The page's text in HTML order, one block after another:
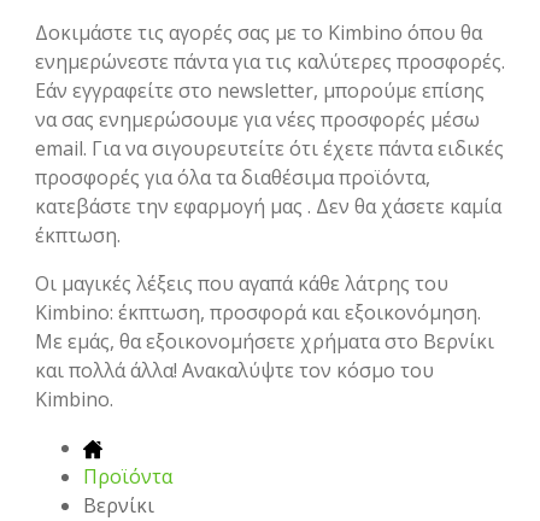
Δοκιμάστε τις αγορές σας με το Kimbino όπου θα
ενημερώνεστε πάντα για τις καλύτερες προσφορές.
Εάν εγγραφείτε στο newsletter, μπορούμε επίσης
να σας ενημερώσουμε για νέες προσφορές μέσω
email. Για να σιγουρευτείτε ότι έχετε πάντα ειδικές
προσφορές για όλα τα διαθέσιμα προϊόντα,
κατεβάστε την εφαρμογή μας . Δεν θα χάσετε καμία
έκπτωση.
Οι μαγικές λέξεις που αγαπά κάθε λάτρης του
Kimbino: έκπτωση, προσφορά και εξοικονόμηση.
Με εμάς, θα εξοικονομήσετε χρήματα στο Βερνίκι
και πολλά άλλα! Ανακαλύψτε τον κόσμο του
Kimbino.
Προϊόντα
Βερνίκι